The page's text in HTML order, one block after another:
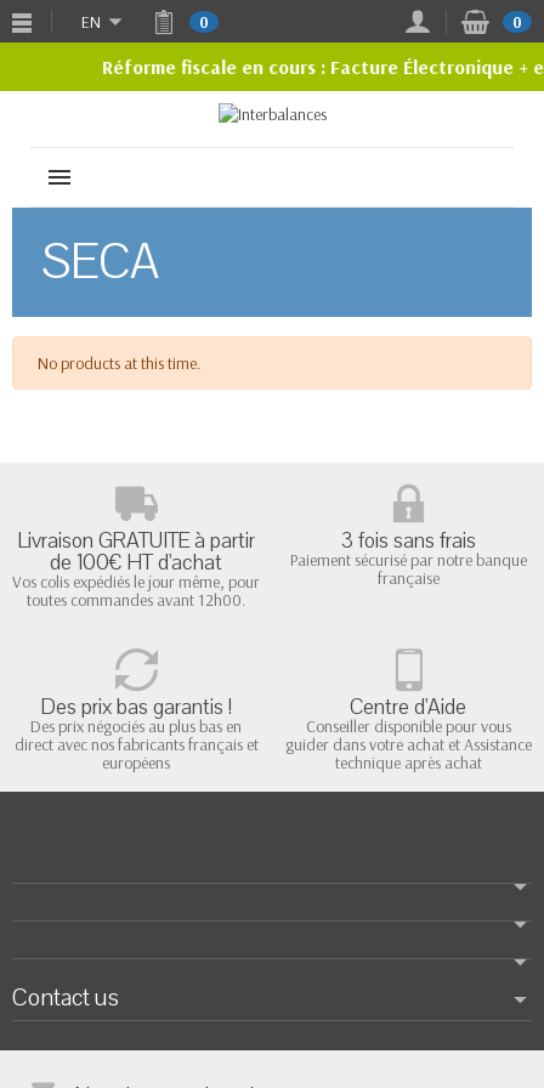
Réforme fiscale en cours : Facture Électronique +
EN 0 0
SECA
No products at this time.
Livraison GRATUITE à partir
de 100€ HT d'achat
Vos colis expédiés le jour même, pour
toutes commandes avant 12h00.
3 fois sans frais
Paiement sécurisé par notre banque
française
Des prix bas garantis !
Des prix négociés au plus bas en
direct avec nos fabricants français et
européens
Centre d'Aide
Conseiller disponible pour vous
guider dans votre achat et Assistance
technique après achat
Contact us